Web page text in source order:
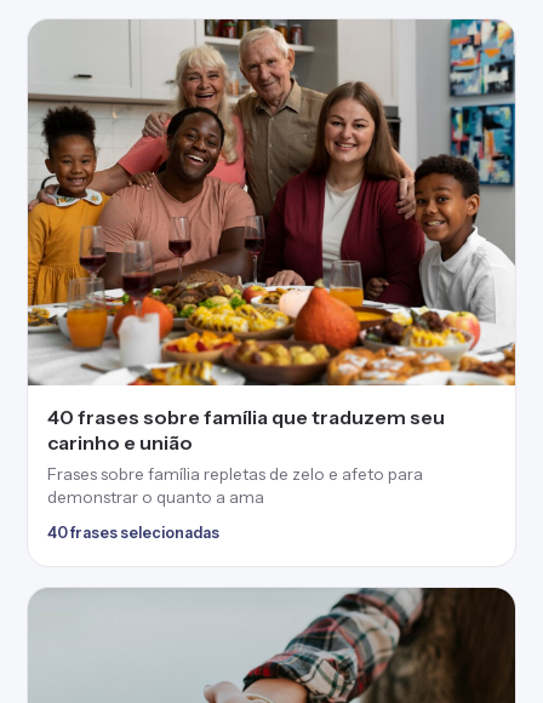
40 frases sobre família que traduzem seu
carinho e união
Frases sobre família repletas de zelo e afeto para
demonstrar o quanto a ama
40 frases selecionadas